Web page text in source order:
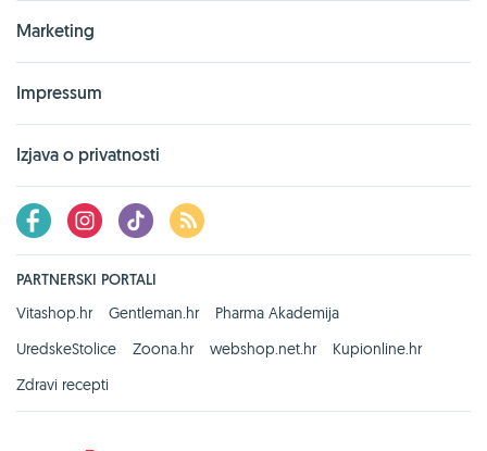
Marketing
Impressum
Izjava o privatnosti
PARTNERSKI PORTALI
Vitashop.hr
Gentleman.hr
Pharma Akademija
UredskeStolice
Zoona.hr webshop.net.hr
Kupionline.hr
Zdravi recepti